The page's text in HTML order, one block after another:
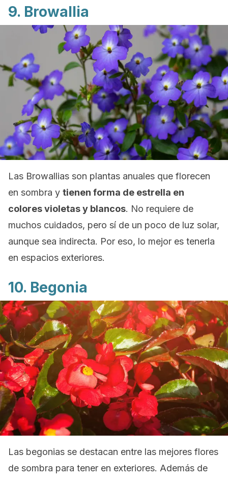
9. Browallia
Las Browallias son plantas anuales que florecen
en sombra y tienen forma de estrella en
colores violetas y blancos. No requiere de
muchos cuidados, pero sí de un poco de luz solar,
aunque sea indirecta. Por eso, lo mejor es tenerla
en espacios exteriores.
10. Begonia
Las begonias se destacan entre las mejores flores
de sombra para tener en exteriores. Además de